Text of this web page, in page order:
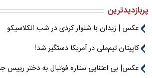
پربازدیدترین
عکس | زیدان با شلوار کردی در شب الکلاسیکو
کاپیتان تیم‌ملی در آمریکا دستگیر شد!
عکس| بی اعتنایی ستاره فوتبال به دختر رییس